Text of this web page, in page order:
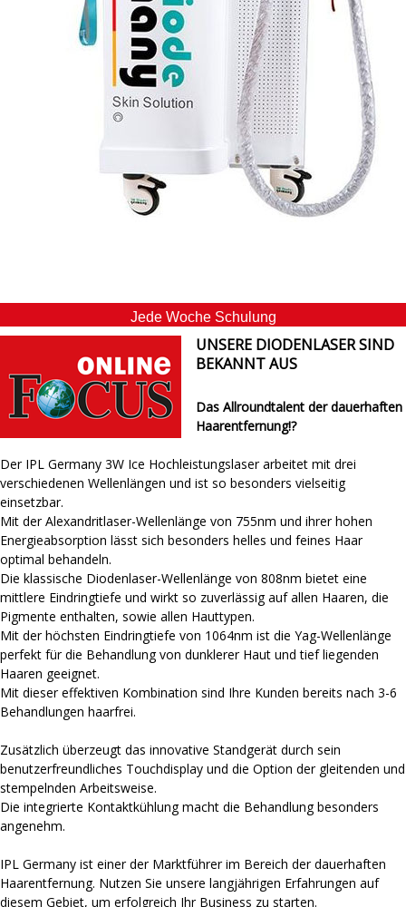
Jede Woche Schulung
UNSERE DIODENLASER SIND
BEKANNT AUS
Das Allroundtalent der dauerhaften
Haarentfernung!?
Der IPL Germany 3W Ice Hochleistungslaser arbeitet mit drei
verschiedenen Wellenlängen und ist so besonders vielseitig
einsetzbar.
Mit der Alexandritlaser-Wellenlänge von 755nm und ihrer hohen
Energieabsorption lässt sich besonders helles und feines Haar
optimal behandeln.
Die klassische Diodenlaser-Wellenlänge von 808nm bietet eine
mittlere Eindringtiefe und wirkt so zuverlässig auf allen Haaren, die
Pigmente enthalten, sowie allen Hauttypen.
Mit der höchsten Eindringtiefe von 1064nm ist die Yag-Wellenlänge
perfekt für die Behandlung von dunklerer Haut und tief liegenden
Haaren geeignet.
Mit dieser effektiven Kombination sind Ihre Kunden bereits nach 3-6
Behandlungen haarfrei.
Zusätzlich überzeugt das innovative Standgerät durch sein
benutzerfreundliches Touchdisplay und die Option der gleitenden und
stempelnden Arbeitsweise.
Die integrierte Kontaktkühlung macht die Behandlung besonders
angenehm.
IPL Germany ist einer der Marktführer im Bereich der dauerhaften
Haarentfernung. Nutzen Sie unsere langjährigen Erfahrungen auf
diesem Gebiet, um erfolgreich Ihr Business zu starten.